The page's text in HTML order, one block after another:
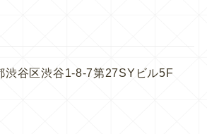
渋谷区渋谷1-8-7第27SYビル5F